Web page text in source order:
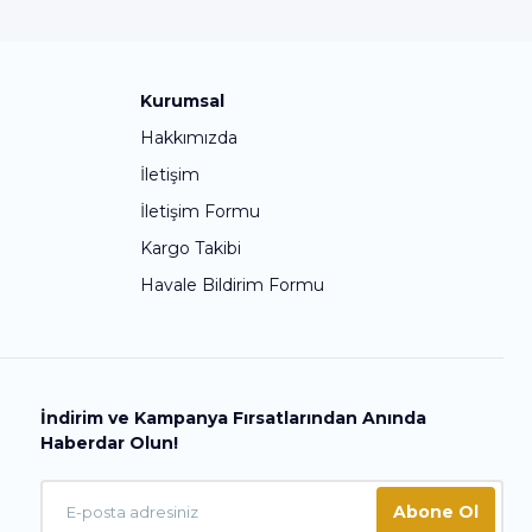
Kurumsal
Hakkımızda
İletişim
İletişim Formu
Kargo Takibi
Havale Bildirim Formu
İndirim ve Kampanya Fırsatlarından Anında
Haberdar Olun!
Abone Ol